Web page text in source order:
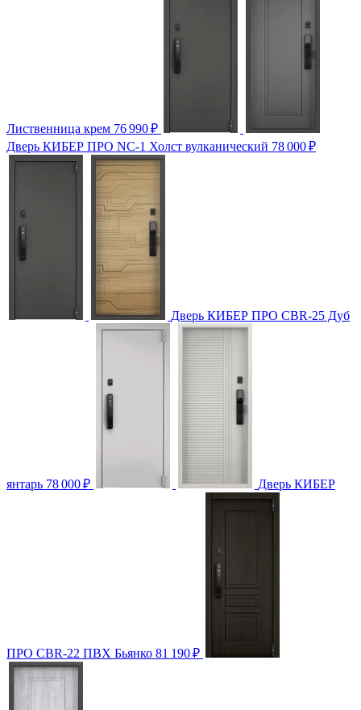
Лиственница крем 76 990₽
Дверь КИБЕР ПРО NC-1 Холст вулканический 78 000₽
Дверь КИБЕР ПРО CBR-25 Дуб
янтарь 78 000₽ Дверь КИБЕР
ПРО CBR-22 ПВХ Бьянко 81 190₽